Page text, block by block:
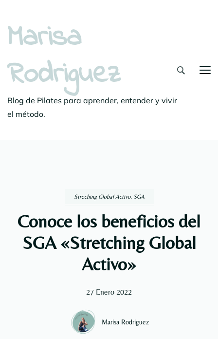
Marisa
Rodriguez
Blog de Pilates para aprender, entender y vivir
el método.
Streching Global Activo. SGA
Conoce los beneficios del
SGA «Stretching Global
Activo»
27 Enero 2022
Marisa Rodriguez